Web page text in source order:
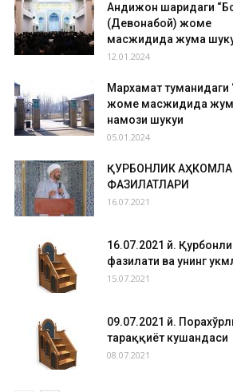
Андижон шаҳридаги
(Девонабой) жоме
масжидида жума
12.01.2024
Мархамат туманидаги
жоме масжидида
намози шукуҳи
05.01.2024
ҚУРБОНЛИК
ФАЗИЛАТЛАРИ
16.07.2021
16.07.2021 й.
фазилати ва унинг
15.07.2021
09.07.2021 й.
тараққиёт кушандаси
08.07.2021